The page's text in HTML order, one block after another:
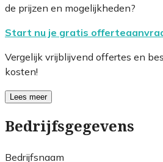
de prijzen en mogelijkheden?
Start nu je gratis
Vergelijk vrijblijvend offertes en
kosten!
Lees meer
Bedrijfsgegevens
Bedrijfsnaam